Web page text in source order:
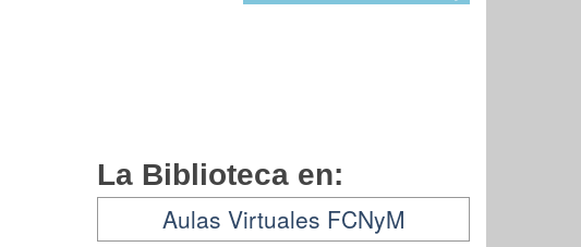
La Biblioteca en:
Aulas Virtuales FCNyM